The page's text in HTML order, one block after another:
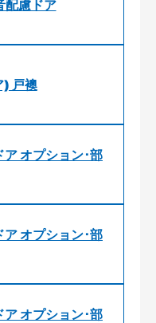
慮ドア
戸襖
オプション･部
オプション･部
オプション･部